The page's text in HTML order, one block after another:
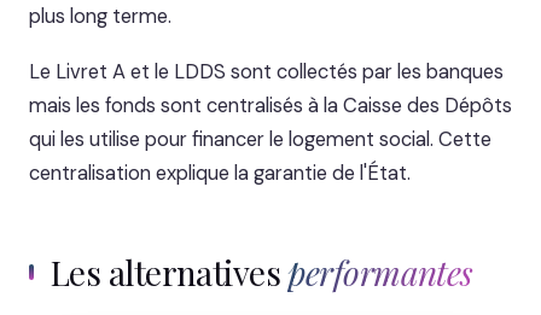
plus long terme.
Le Livret A et le LDDS sont collectés par les banques
mais les fonds sont centralisés à la Caisse des Dépôts
qui les utilise pour financer le logement social. Cette
centralisation explique la garantie de l'État.
Les alternativesperformantes